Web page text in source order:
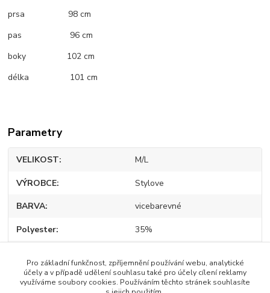
prsa 98 cm
pas 96 cm
boky 102 cm
délka 101 cm
Parametry
VELIKOST M/L
VÝROBCE Stylove
BARVA vicebarevné
Polyester 35%
Bavlna 60%
Pro základní funkčnost, zpříjemnění používání webu, analytické
účely a v případě udělení souhlasu také pro účely cílení reklamy
využíváme soubory cookies. Používáním těchto stránek souhlasíte